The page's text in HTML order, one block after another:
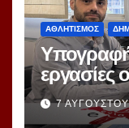
ΑΘΛΗΤΙΣΜΟΣ
Υπογραφή
εργασίες
κλειστού
7